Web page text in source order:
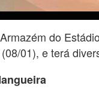
do
01), e terá